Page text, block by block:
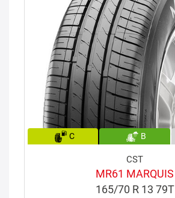
C B
CST
MR61 MARQUIS
165/70 R 13 79T